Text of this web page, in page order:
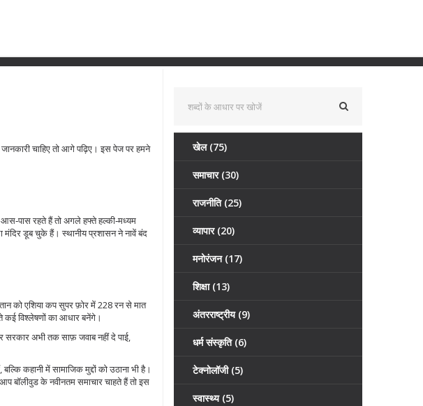
चाहिए तो आगे पढ़िए। इस पेज पर हमने
रहते हैं तो अगले हफ्ते हल्की‑मध्यम
डूब चुके हैं। स्थानीय प्रशासन ने नावें बंद
को एशिया कप सुपर फ़ोर में 228 रन से मात
विश्लेषणों का आधार बनेंगे।
सरकार अभी तक साफ़ जवाब नहीं दे पाई,
कहानी में सामाजिक मुद्दों को उठाना भी है।
बॉलीवुड के नवीनतम समाचार चाहते हैं तो इस
खेल (75)
समाचार (30)
राजनीति (25)
व्यापार (20)
मनोरंजन (17)
शिक्षा (13)
अंतरराष्ट्रीय (9)
धर्म संस्कृति (6)
टेक्नोलॉजी (5)
स्वास्थ्य (5)